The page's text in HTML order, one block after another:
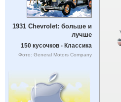
1931 Chevrolet: больше и
лучше
150 кусочков - Классика
Фото: General Motors Company